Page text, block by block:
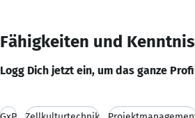
Fähigkeiten und
Logg Dich jetzt ein, um das ganze